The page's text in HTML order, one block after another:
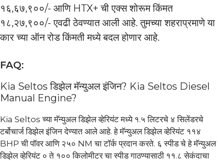
१६,६७,९००/- आणि HTX+ ची एक्स शोरूम किंमत
१८,२७,९००/- एवढी ठेवण्यात आली आहे. तुमच्या शहराप्रमाणे या
कार च्या ऑन रोड किंमती मध्ये बदल होणार आहे.
FAQ:
Kia Seltos डिझेल मॅन्युअल इंजिन? Kia Seltos Diesel
Manual Engine?
Kia Seltos च्या मॅन्युअल डिझेल व्हेरियंट मध्ये १.५ लिटरचे ४ सिलेंडरचे
टर्बोचार्ज डिझेल इंजिन देण्यात आले आहे. हे मॅन्युअल डिझेल व्हेरियंट ११४
BHP ची पॉवर आणि २५० NM चा टॉर्क प्रदान करते. ६ स्पीड चे हे मॅन्युअल
डिझेल व्हेरियंट ० ते १०० किलोमीटर चा स्पीड गाठण्यासाठी ११.८ सेकंदाचा